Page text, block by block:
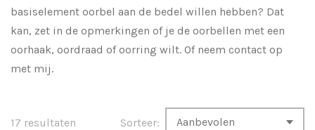
basiselement oorbel aan de bedel willen hebben? Dat
kan, zet in de opmerkingen of je de oorbellen met een
oorhaak, oordraad of oorring wilt. Of neem contact op
met mij.
17 resultaten Sorteer: